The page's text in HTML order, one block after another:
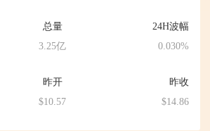
总量
3.25亿
24H波幅
0.030%
昨开
$10.57
昨收
$14.86